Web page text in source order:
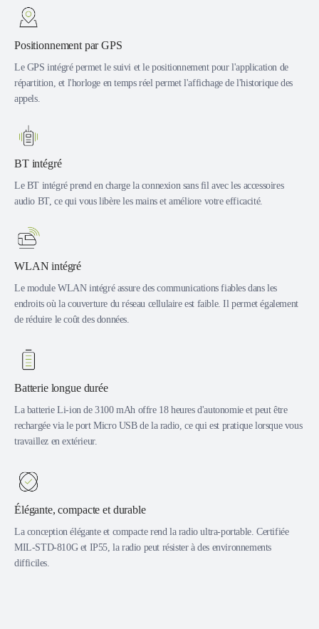
Positionnement par GPS
Le GPS intégré permet le suivi et le positionnement pour l'application de
répartition, et l'horloge en temps réel permet l'affichage de l'historique des
appels.
BT intégré
Le BT intégré prend en charge la connexion sans fil avec les accessoires
audio BT, ce qui vous libère les mains et améliore votre efficacité.
WLAN intégré
Le module WLAN intégré assure des communications fiables dans les
endroits où la couverture du réseau cellulaire est faible. Il permet également
de réduire le coût des données.
Batterie longue durée
La batterie Li-ion de 3100 mAh offre 18 heures d'autonomie et peut être
rechargée via le port Micro USB de la radio, ce qui est pratique lorsque vous
travaillez en extérieur.
Élégante, compacte et durable
La conception élégante et compacte rend la radio ultra-portable. Certifiée
MIL-STD-810G et IP55, la radio peut résister à des environnements
difficiles.